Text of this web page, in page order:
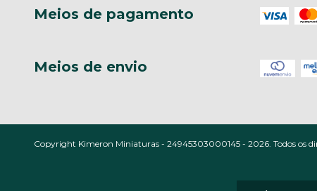
Meios de pagamento
Meios de envio
Copyright Kimeron Miniaturas - 24945303000145 - 2026. Todos os